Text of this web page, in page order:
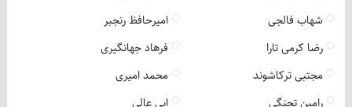
شهاب فالجی
امیرحافظ رنجبر
رضا کرمی تارا
فرهاد جهانگیری
مجتبی ترکاشوند
محمد امیری
رامین تجنگی
ابی عالی